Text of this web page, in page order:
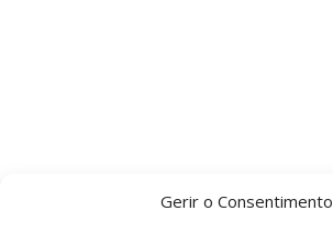
Gerir o Consentimento